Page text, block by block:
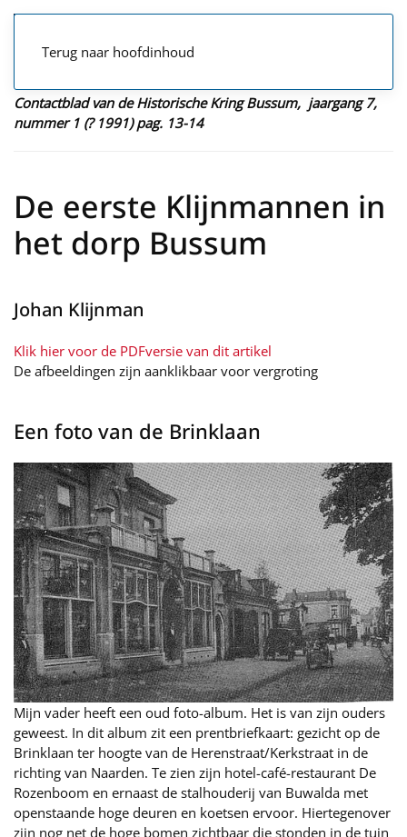
Terug naar hoofdinhoud
Contactblad van de Historische Kring Bussum, jaargang 7,
nummer 1 (? 1991) pag. 13-14
De eerste Klijnmannen in
het dorp Bussum
Johan Klijnman
Klik hier voor de PDFversie van dit artikel
De afbeeldingen zijn aanklikbaar voor vergroting
Een foto van de Brinklaan
Mijn vader heeft een oud foto-album. Het is van zijn ouders
geweest. In dit album zit een prentbriefkaart: gezicht op de
Brinklaan ter hoogte van de Herenstraat/Kerkstraat in de
richting van Naarden. Te zien zijn hotel-café-restaurant De
Rozenboom en ernaast de stalhouderij van Buwalda met
openstaande hoge deuren en koetsen ervoor. Hiertegenover
zijn nog net de hoge bomen zichtbaar die stonden in de tuin